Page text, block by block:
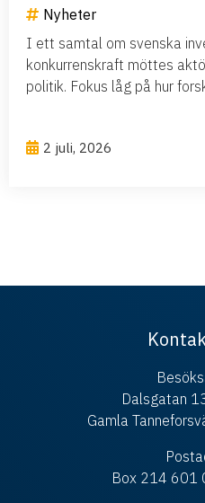
Nyheter
I ett samtal om svenska
konkurrenskraft möttes
politik. Fokus låg på hur
2 juli, 2026
Dalsgatan
Gamla
Box 214 601